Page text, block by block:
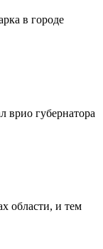
в городе
врио губернатора
области, и тем